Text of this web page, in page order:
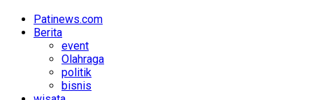
Patinews.com
Berita
event
Olahraga
politik
bisnis